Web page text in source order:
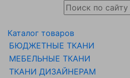
Каталог товаров
БЮДЖЕТНЫЕ ТКАНИ
МЕБЕЛЬНЫЕ ТКАНИ
ТКАНИ ДИЗАЙНЕРАМ